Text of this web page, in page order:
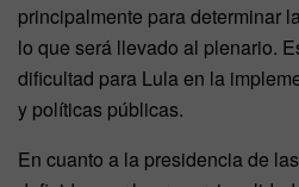
principalmente para determinar
lo que será llevado al plenario.
dificultad para Lula en la
y políticas públicas.
En cuanto a la presidencia de